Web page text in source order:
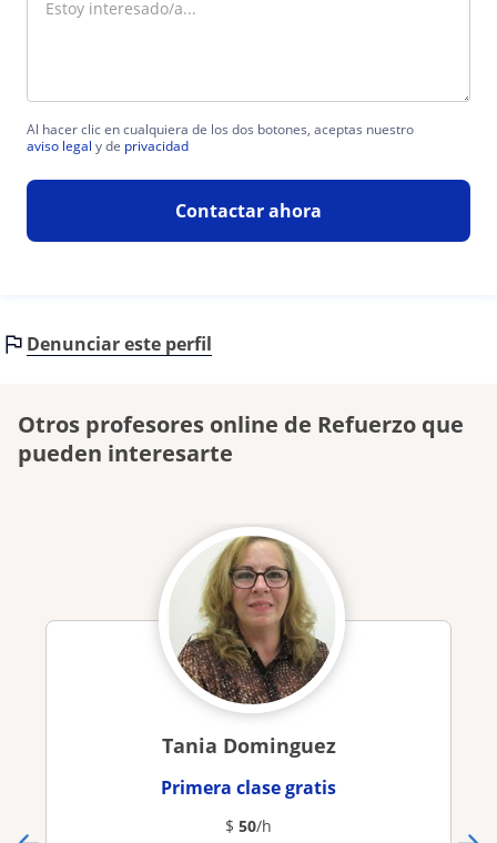
Al hacer clic en cualquiera de los dos botones, aceptas nuestro
aviso legal y de privacidad
Contactar ahora
Denunciar este perfil
Otros profesores online de Refuerzo que
pueden interesarte
Tania Dominguez
Primera clase gratis
$ 50/h